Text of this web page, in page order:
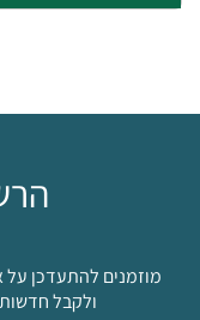
מוזמנים להתעדכן על
ולקבל